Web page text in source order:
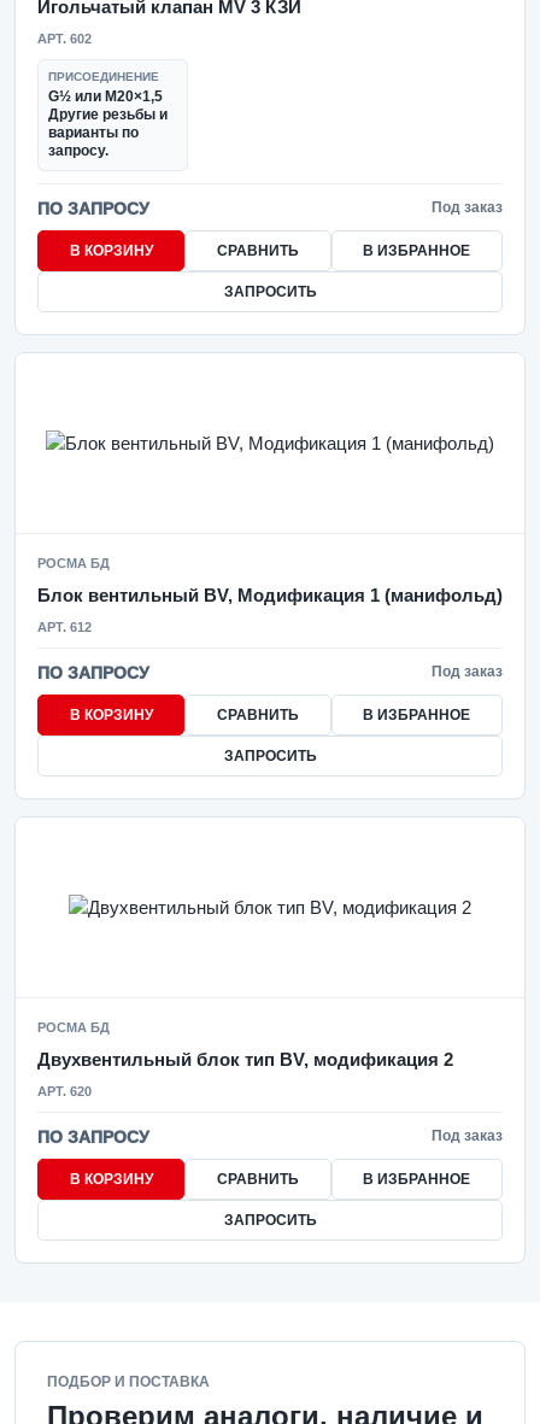
Игольчатый клапан MV 3 КЗИ
АРТ. 602
ПРИСОЕДИНЕНИЕ
G½ или M20×1,5
Другие резьбы и
варианты по
запросу.
ПО ЗАПРОСУ Под заказ
В КОРЗИНУ СРАВНИТЬ В ИЗБРАННОЕ
ЗАПРОСИТЬ
РОСМА БД
Блок вентильный BV, Модификация 1 (манифольд)
АРТ. 612
ПО ЗАПРОСУ Под заказ
В КОРЗИНУ СРАВНИТЬ В ИЗБРАННОЕ
ЗАПРОСИТЬ
РОСМА БД
Двухвентильный блок тип BV, модификация 2
АРТ. 620
ПО ЗАПРОСУ Под заказ
В КОРЗИНУ СРАВНИТЬ В ИЗБРАННОЕ
ЗАПРОСИТЬ
ПОДБОР И ПОСТАВКА
Проверим аналоги, наличие и